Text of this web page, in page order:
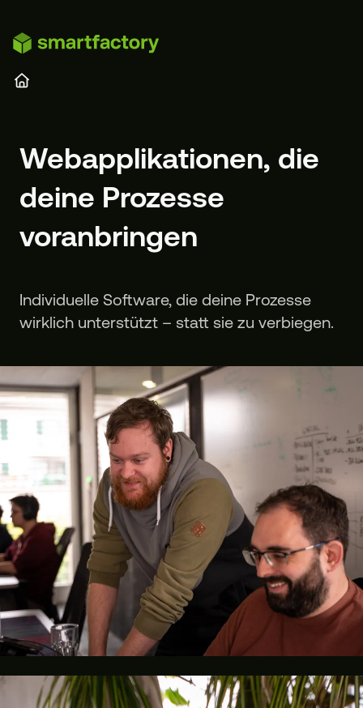
Webapplikationen, die
deine Prozesse
voranbringen
Individuelle Software, die deine Prozesse
wirklich unterstützt – statt sie zu verbiegen.